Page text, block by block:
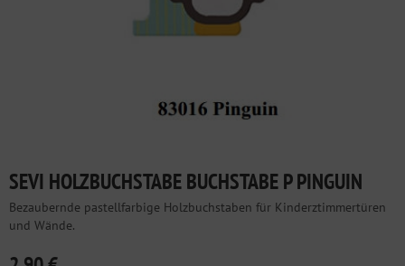
SEVI HOLZBUCHSTABE BUCHSTABE P PINGUIN
Bezaubernde pastellfarbige Holzbuchstaben für Kinderztimmertüren
und Wände.